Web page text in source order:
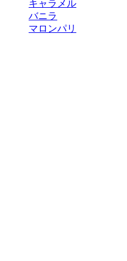
キャラメル
バニラ
マロンパリ